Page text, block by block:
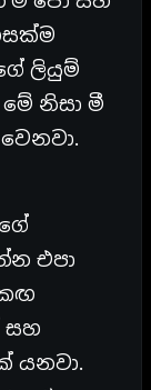
ලියුම්
නිසා මී
එපා
සහ
යනවා.